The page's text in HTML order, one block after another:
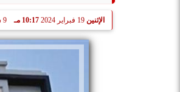
الإثنين 19 فبراير 2024 10:17 مـ 9 شعبان 1445